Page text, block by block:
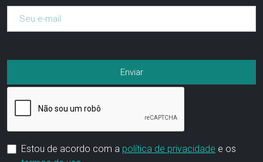
Estou de acordo com a política de privacidade e os